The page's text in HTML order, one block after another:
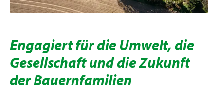
Engagiert für die Umwelt, die
Gesellschaft und die Zukunft
der Bauernfamilien